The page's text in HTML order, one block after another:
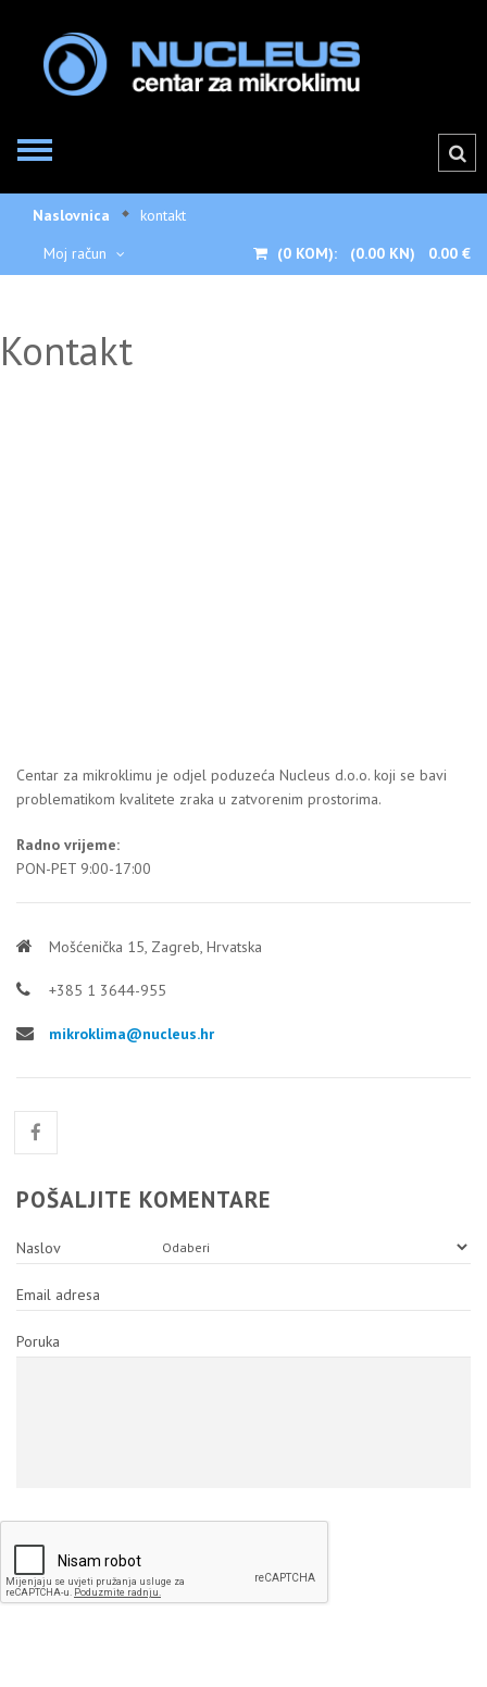
Naslovnica
kontakt
(0 KOM): (0.00 KN) 0.00 €
Moj račun
Kontakt
Centar za mikroklimu je odjel poduzeća Nucleus d.o.o. koji se bavi
problematikom kvalitete zraka u zatvorenim prostorima.
Radno vrijeme:
PON-PET 9:00-17:00
Mošćenička 15, Zagreb, Hrvatska
+385 1 3644-955
mikroklima@nucleus.hr
POŠALJITE KOMENTARE
Naslov
Email adresa
Poruka